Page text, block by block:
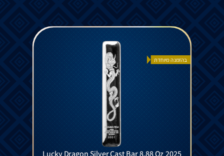
בהזמנה מיוחדת
Lucky Dragon Silver Cast Bar 8.88 Oz 2025